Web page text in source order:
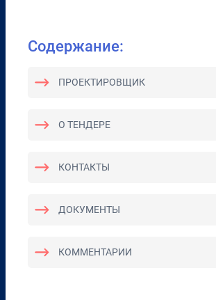
Содержание:
ПРОЕКТИРОВЩИК
О ТЕНДЕРЕ
КОНТАКТЫ
ДОКУМЕНТЫ
КОММЕНТАРИИ